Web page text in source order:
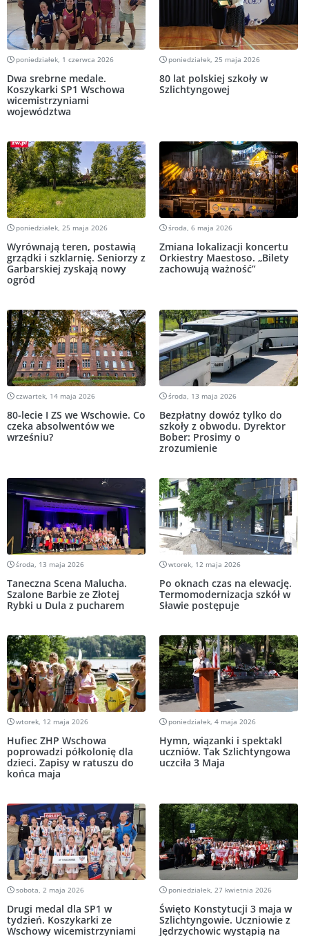
poniedziałek, 1 czerwca 2026
Dwa srebrne medale.
Koszykarki SP1 Wschowa
wicemistrzyniami
województwa
poniedziałek, 25 maja 2026
80 lat polskiej szkoły w
Szlichtyngowej
poniedziałek, 25 maja 2026
Wyrównają teren, postawią
grządki i szklarnię. Seniorzy z
Garbarskiej zyskają nowy
ogród
środa, 6 maja 2026
Zmiana lokalizacji koncertu
Orkiestry Maestoso. „Bilety
zachowują ważność”
czwartek, 14 maja 2026
80-lecie I ZS we Wschowie. Co
czeka absolwentów we
wrześniu?
środa, 13 maja 2026
Bezpłatny dowóz tylko do
szkoły z obwodu. Dyrektor
Bober: Prosimy o
zrozumienie
środa, 13 maja 2026
Taneczna Scena Malucha.
Szalone Barbie ze Złotej
Rybki u Dula z pucharem
wtorek, 12 maja 2026
Po oknach czas na elewację.
Termomodernizacja szkół w
Sławie postępuje
wtorek, 12 maja 2026
Hufiec ZHP Wschowa
poprowadzi półkolonię dla
dzieci. Zapisy w ratuszu do
końca maja
poniedziałek, 4 maja 2026
Hymn, wiązanki i spektakl
uczniów. Tak Szlichtyngowa
uczciła 3 Maja
sobota, 2 maja 2026
Drugi medal dla SP1 w
tydzień. Koszykarki ze
Wschowy wicemistrzyniami
poniedziałek, 27 kwietnia 2026
Święto Konstytucji 3 maja w
Szlichtyngowie. Uczniowie z
Jędrzychowic wystąpią na